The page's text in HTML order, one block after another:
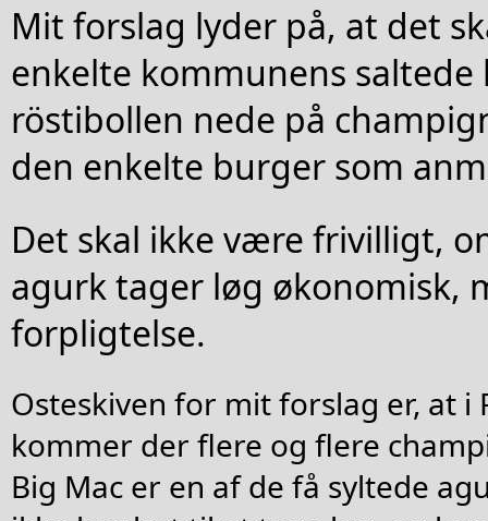
Mit forslag lyder på, at det
enkelte kommunens saltede
röstibollen nede på
den enkelte burger som
Det skal ikke være frivilligt,
agurk tager løg økonomisk,
forpligtelse.
Osteskiven for mit forslag er, at i
kommer der flere og flere
Big Mac er en af de få syltede